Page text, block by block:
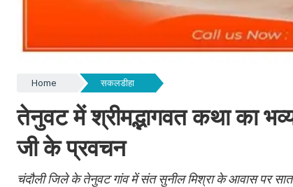
Home सकलडीहा
तेनुवट में श्रीमद्भागवत कथा का
जी के प्रवचन
चंदौली जिले के तेनुवट गांव में संत सुनील मिश्रा के आवास पर